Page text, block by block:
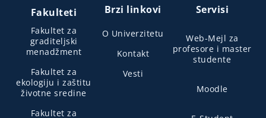
Fakulteti
Fakultet za
graditeljski
menadžment
Fakultet za
ekologiju i zaštitu
životne sredine
Fakultet za
Brzi linkovi
O Univerzitetu
Kontakt
Vesti
Servisi
Web-Mejl za
profesore i master
studente
Moodle